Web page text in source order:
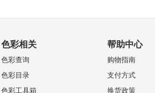
色彩相关
色彩查询
色彩目录
色彩工具箱
帮助中心
购物指南
支付方式
换货政策